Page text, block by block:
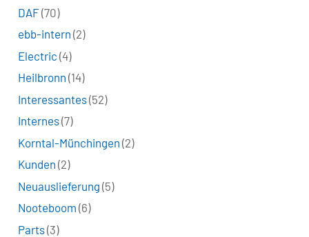
DAF(70)
ebb-intern (2)
Electric (4)
Heilbronn (14)
Interessantes(52)
Internes(7)
Korntal-Münchingen (2)
Kunden (2)
Neuauslieferung (5)
Nooteboom (6)
Parts(3)